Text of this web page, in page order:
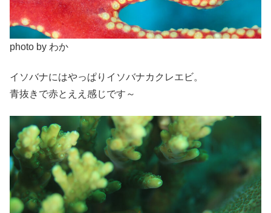
photo by わか
イソバナにはやっぱりイソバナカクレエビ。
青抜きで赤とええ感じです～